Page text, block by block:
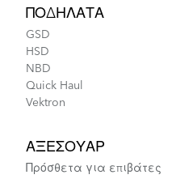
ΠΟΔΉΛΑΤΑ
GSD
HSD
NBD
Quick Haul
Vektron
ΑΞΕΣΟΥΆΡ
Πρόσθετα για επιβάτες